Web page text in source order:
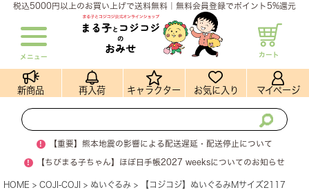
税込5000円以上のお買い上げで送料無料｜無料会員登録でポイント5%還元
メニュー カート
新商品 再入荷 キャラクター お気に入り マイページ
! 【重要】熊本地震の影響による配送遅延・配送停止について
! 【ちびまる子ちゃん】ほぼ日手帳2027 weeksについてのお知らせ
HOME COJI-COJI ぬいぐるみ 【コジコジ】ぬいぐるみMサイズ2117